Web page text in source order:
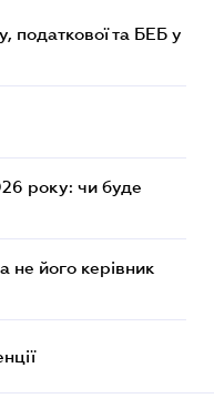
податкової та БЕБ у
року: чи буде
не його керівник